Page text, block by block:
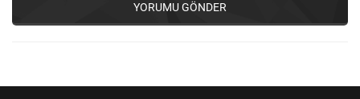
YORUMU GÖNDER